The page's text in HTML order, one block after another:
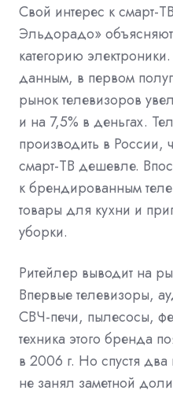
Свой интерес к смарт-
Эльдорадо»
категорию
данным, в первом
рынок телевизоров
и на 7,5% в деньгах.
производить в России,
смарт-ТВ дешевле.
к брендированным
товары для кухни и
уборки.
Ритейлер выводит на
Впервые телевизоры,
СВЧ-печи, пылесосы,
техника этого бренда
в 2006 г. Но спустя
не занял заметной